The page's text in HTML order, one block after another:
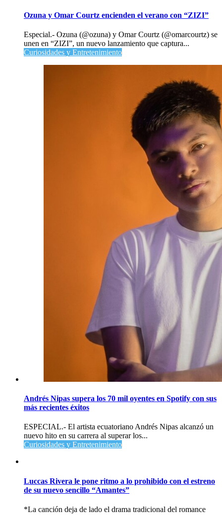
Ozuna y Omar Courtz encienden el verano con “ZIZI”
Especial.- Ozuna (@ozuna) y Omar Courtz (@omarcourtz) se
unen en “ZIZI”, un nuevo lanzamiento que captura...
Curiosidades y Entretenimiento
Andrés Nipas supera los 70 mil oyentes en Spotify con sus
más recientes éxitos
ESPECIAL.- El artista ecuatoriano Andrés Nipas alcanzó un
nuevo hito en su carrera al superar los...
Curiosidades y Entretenimiento
Luccas Rivera le pone ritmo a lo prohibido con el estreno
de su nuevo sencillo “Amantes”
*La canción deja de lado el drama tradicional del romance